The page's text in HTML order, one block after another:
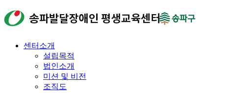
센터소개
설립목적
법인소개
미션 및 비전
조직도